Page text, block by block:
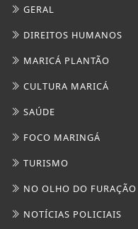
GERAL
DIREITOS HUMANOS
MARICÁ PLANTÃO
CULTURA MARICÁ
SAÚDE
FOCO MARINGÁ
TURISMO
NO OLHO DO FURAÇÃO
NOTÍCIAS POLICIAIS